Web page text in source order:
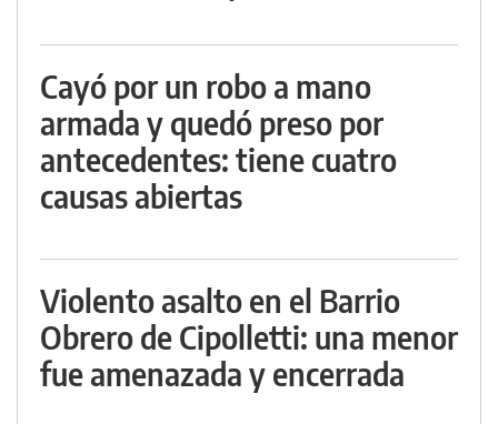
Cayó por un robo a mano
armada y quedó preso por
antecedentes: tiene cuatro
causas abiertas
Violento asalto en el Barrio
Obrero de Cipolletti: una menor
fue amenazada y encerrada